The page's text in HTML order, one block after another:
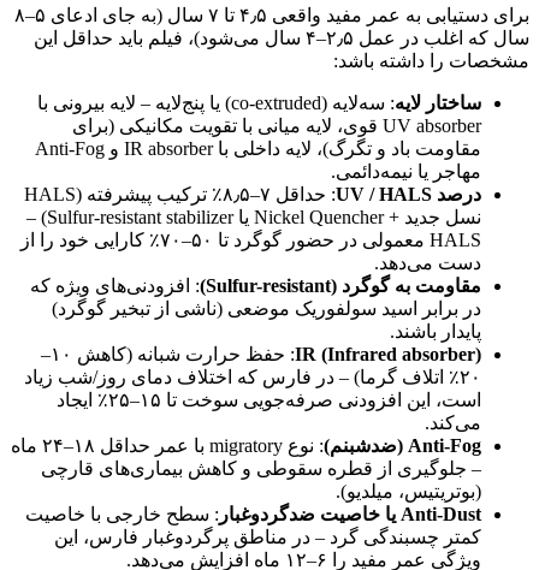
برای دستیابی به عمر مفید واقعی ۴٫۵ تا ۷ سال (به جای ادعای ۵–۸
سال که اغلب در عمل ۲٫۵–۴ سال می‌شود)، فیلم باید حداقل این
مشخصات را داشته باشد:
ساختار لایه
: سه‌لایه (co-extruded) یا پنج‌لایه – لایه بیرونی با
UV absorber قوی، لایه میانی با تقویت مکانیکی (برای
مقاومت باد و تگرگ)، لایه داخلی با IR absorber و Anti-Fog
مهاجر یا نیمه‌دائمی.
درصد UV / HALS
: حداقل ۷–۸٫۵٪ ترکیب پیشرفته (HALS
نسل جدید + Nickel Quencher یا Sulfur-resistant stabilizer) –
HALS معمولی در حضور گوگرد تا ۵۰–۷۰٪ کارایی خود را از
دست می‌دهد.
مقاومت به گوگرد (Sulfur-resistant)
: افزودنی‌های ویژه که
در برابر اسید سولفوریک موضعی (ناشی از تبخیر گوگرد)
پایدار باشند.
IR (Infrared absorber)
: حفظ حرارت شبانه (کاهش ۱۰–
۲۰٪ اتلاف گرما) – در فارس که اختلاف دمای روز/شب زیاد
است، این افزودنی صرفه‌جویی سوخت تا ۱۵–۲۵٪ ایجاد
می‌کند.
Anti-Fog (ضدشبنم)
: نوع migratory با عمر حداقل ۱۸–۲۴ ماه
– جلوگیری از قطره سقوطی و کاهش بیماری‌های قارچی
(بوتریتیس، میلدیو).
Anti-Dust یا خاصیت ضدگردوغبار
: سطح خارجی با خاصیت
کمتر چسبندگی گرد – در مناطق پرگردوغبار فارس، این
ویژگی عمر مفید را ۶–۱۲ ماه افزایش می‌دهد.